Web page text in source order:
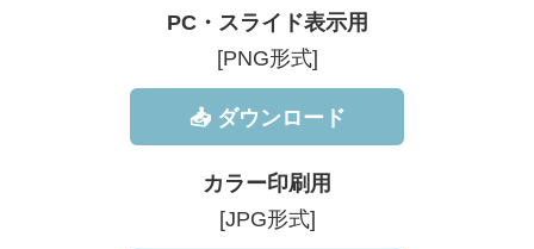
PC・スライド表示用
[PNG形式]
📥 ダウンロード
カラー印刷用
[JPG形式]